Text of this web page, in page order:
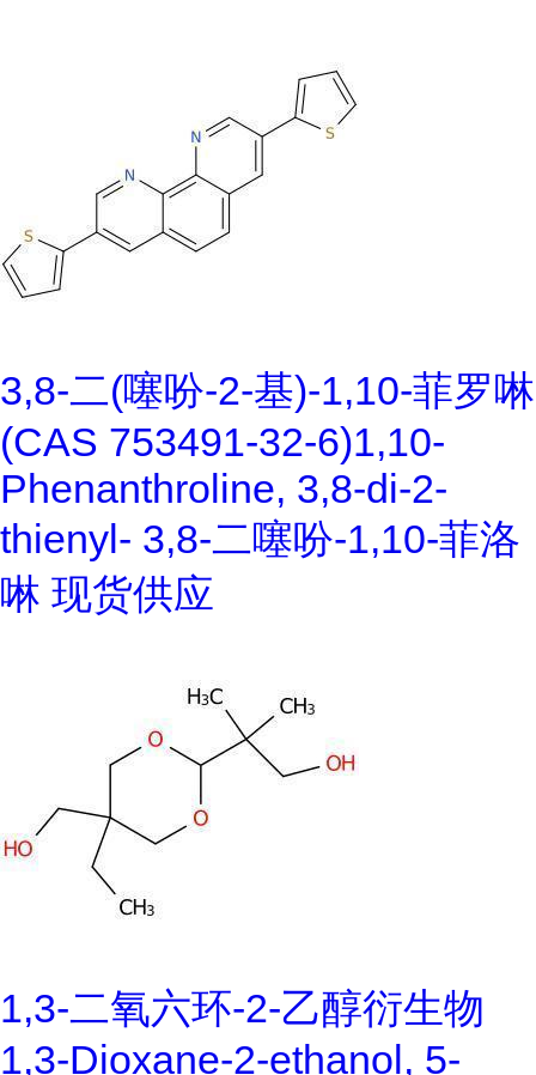
3,8-二(噻吩-2-基)-1,10-菲罗啉
(CAS 753491-32-6)1,10-
Phenanthroline, 3,8-di-2-
thienyl- 3,8-二噻吩-1,10-菲洛
啉 现货供应
1,3-二氧六环-2-乙醇衍生物
1,3-Dioxane-2-ethanol, 5-